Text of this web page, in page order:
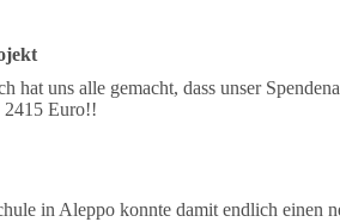
hat uns alle gemacht, dass unser
2415 Euro!!
in Aleppo konnte damit endlich einen